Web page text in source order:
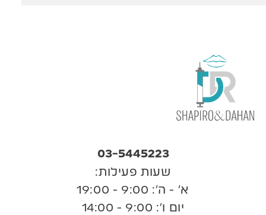
03-5445223
שעות פעילות:
א’ - ה’: 9:00 - 19:00
יום ו’: 9:00 - 14:00